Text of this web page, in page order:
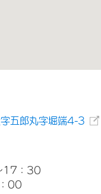
五郎丸字堀端4-3
17：30
00